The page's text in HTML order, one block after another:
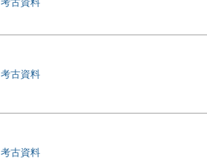
考古資料
考古資料